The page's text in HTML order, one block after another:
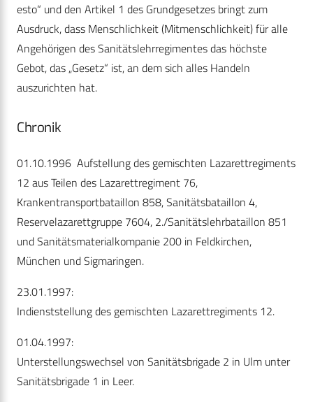
esto“ und den Artikel 1 des Grundgesetzes bringt zum
Ausdruck, dass Menschlichkeit (Mitmenschlichkeit) für alle
Angehörigen des Sanitätslehrregimentes das höchste
Gebot, das „Gesetz“ ist, an dem sich alles Handeln
auszurichten hat.
Chronik
01.10.1996 Aufstellung des gemischten Lazarettregiments
12 aus Teilen des Lazarettregiment 76,
Krankentransportbataillon 858, Sanitätsbataillon 4,
Reservelazarettgruppe 7604, 2./Sanitätslehrbataillon 851
und Sanitätsmaterialkompanie 200 in Feldkirchen,
München und Sigmaringen.
23.01.1997:
Indienststellung des gemischten Lazarettregiments 12.
01.04.1997:
Unterstellungswechsel von Sanitätsbrigade 2 in Ulm unter
Sanitätsbrigade 1 in Leer.